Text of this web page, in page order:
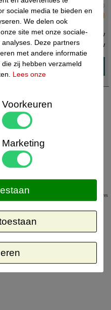
Actuele status :
Nog 1 op voorraad
€ 69,00 ex. btw
€ 83,49incl. btw
DHL Parcel of DHL for You. Aflevering op adres
sociale media te bieden en
We delen ook
site met onze sociale-
Deze partners
met andere informatie
zij hebben verzameld
Lees onze
Voorkeuren
Marketing